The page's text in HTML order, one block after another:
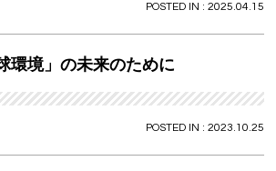
POSTED IN : 2025.04.15
環境」の未来のために
POSTED IN : 2023.10.25